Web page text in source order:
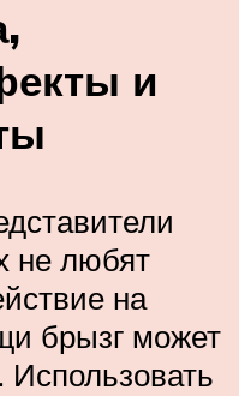
и
не любят
на
брызг может